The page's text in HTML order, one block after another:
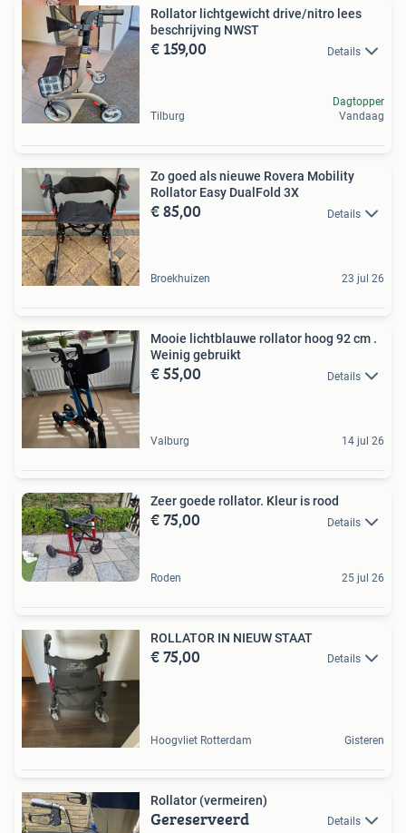
Rollator lichtgewicht drive/nitro lees
beschrijving NWST
€ 159,00 Details
Tilburg
Dagtopper
Vandaag
Zo goed als nieuwe Rovera Mobility
Rollator Easy DualFold 3X
€ 85,00 Details
Broekhuizen 23 jul 26
Mooie lichtblauwe rollator hoog 92 cm .
Weinig gebruikt
€ 55,00 Details
Valburg 14 jul 26
Zeer goede rollator. Kleur is rood
€ 75,00 Details
Roden 25 jul 26
ROLLATOR IN NIEUW STAAT
€ 75,00 Details
Hoogvliet Rotterdam Gisteren
Rollator (vermeiren)
Gereserveerd Details